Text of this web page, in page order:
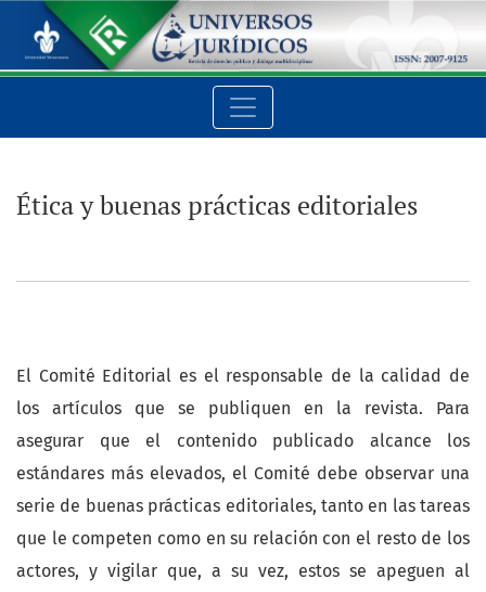
Ética y buenas prácticas editoriales
Ética y buenas prácticas editoriales
El Comité Editorial es el responsable de la calidad de
los artículos que se publiquen en la revista. Para
asegurar que el contenido publicado alcance los
estándares más elevados, el Comité debe observar una
serie de buenas prácticas editoriales, tanto en las tareas
que le competen como en su relación con el resto de los
actores, y vigilar que, a su vez, estos se apeguen al